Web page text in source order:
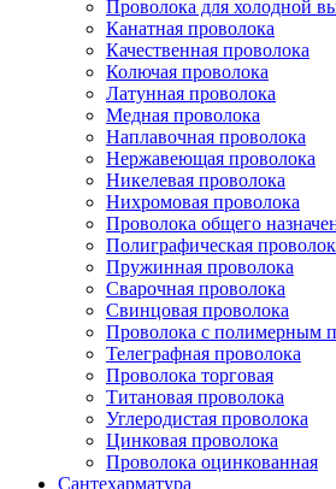
Проволока для холодной
Канатная проволока
Качественная проволока
Колючая проволока
Латунная проволока
Медная проволока
Наплавочная проволока
Нержавеющая проволока
Никелевая проволока
Нихромовая проволока
Проволока общего
Полиграфическая
Пружинная проволока
Сварочная проволока
Свинцовая проволока
Проволока с полимерным
Телеграфная проволока
Проволока торговая
Титановая проволока
Углеродистая проволока
Цинковая проволока
Проволока оцинкованная
Сантехарматура